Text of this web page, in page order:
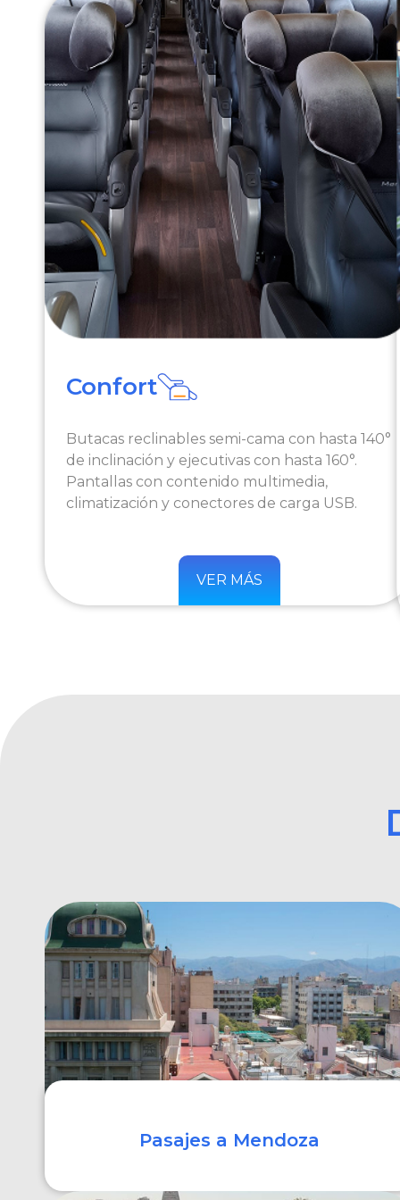
Confort
Butacas reclinables semi-cama con hasta 140°
de inclinación y ejecutivas con hasta 160°.
Pantallas con contenido multimedia,
climatización y conectores de carga USB.
VER MÁS
Pasajes a Mendoza